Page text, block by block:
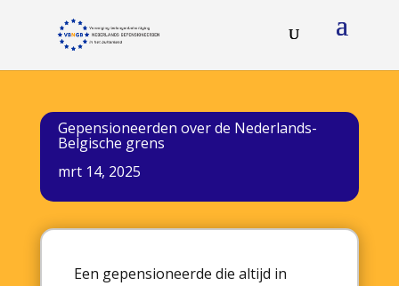
Gepensioneerden over de Nederlands-
Belgische grens
mrt 14, 2025
Een gepensioneerde die altijd in